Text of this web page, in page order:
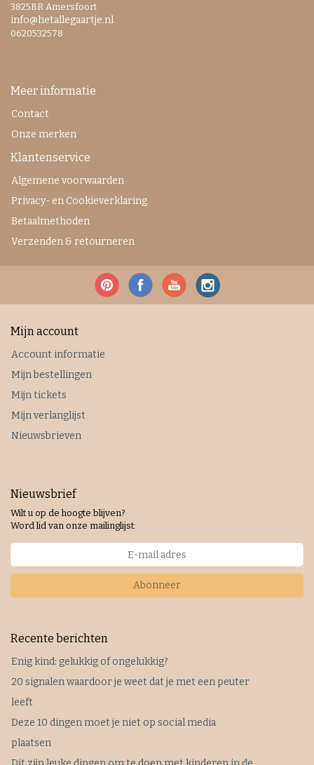
3825BR Amersfoort
info@hetallegaartje.nl
0620532578
Meer informatie
Contact
Onze merken
Klantenservice
Algemene voorwaarden
Privacy- en Cookieverklaring
Betaalmethoden
Verzenden & retourneren
Mijn account
Account informatie
Mijn bestellingen
Mijn tickets
Mijn verlanglijst
Nieuwsbrieven
Nieuwsbrief
Wilt u op de hoogte blijven?
Word lid van onze mailinglijst:
Abonneer
Recente berichten
Enig kind: gelukkig of ongelukkig?
20 signalen waardoor je weet dat je met een peuter
leeft
Deze 10 dingen moet je niet op social media
plaatsen